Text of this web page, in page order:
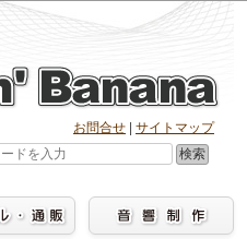
お問合せ
サイトマップ
検索